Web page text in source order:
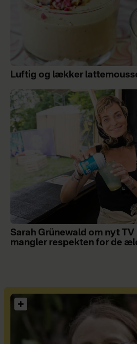
Luftig og lækker
Sarah Grünewald om nyt
mangler respekten for de